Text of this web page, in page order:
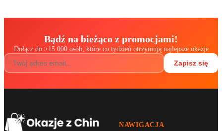
Bądź na bieżąco z promocjami!
Dołącz do >15 000 osób, które co tydzień otrzymują najlepsze okazje
Zapisz się
NAWIGACJA